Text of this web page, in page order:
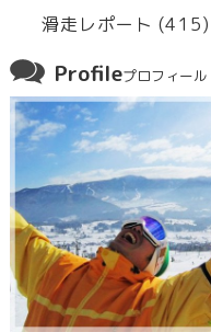
滑走レポート (415)
Profileプロフィール